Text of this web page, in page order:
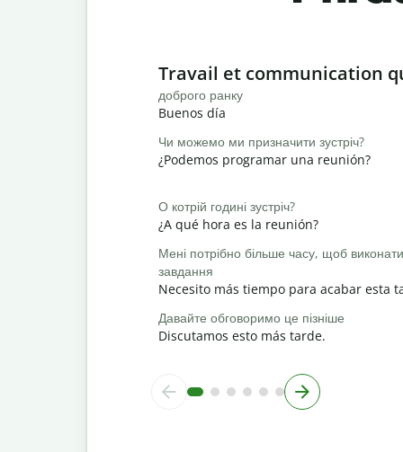
Slide 1 of 6
Travail et communication
доброго ранку
Buenos día
Чи можемо ми призначити зустріч?
¿Podemos programar una reunión?
О котрій годині зустріч?
¿A qué hora es la reunión?
Мені потрібно більше часу, щоб
завдання
Necesito más tiempo para acabar esta
Давайте обговоримо це пізніше
Discutamos esto más tarde.